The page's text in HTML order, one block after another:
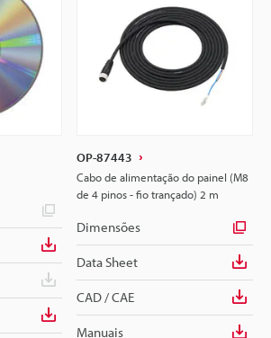
OP-87443
Cabo de alimentação do painel (M8
de 4 pinos - fio trançado) 2 m
Dimensões
Data Sheet
CAD / CAE
Manuais